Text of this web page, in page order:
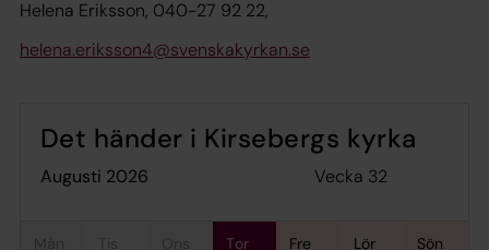
Helena Eriksson, 040-27 92 22,
helena.eriksson4@svenskakyrkan.se
Det händer i Kirsebergs kyrka
augusti 2026 Vecka 32
tis tor fre lör sön